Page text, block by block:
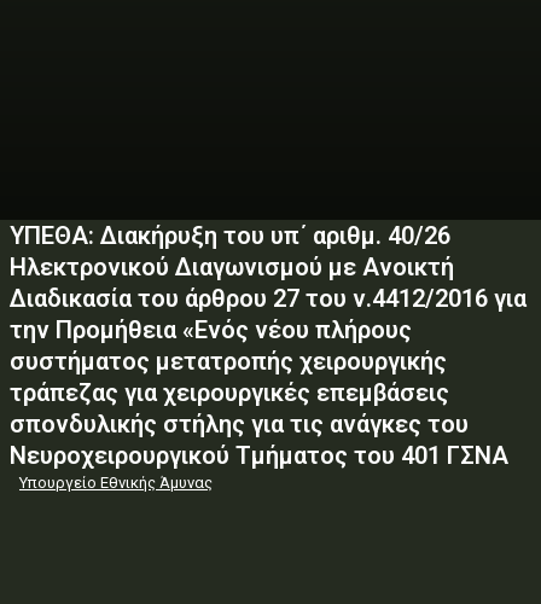
ΥΠΕΘΑ: Διακήρυξη του υπ΄ αριθμ. 40/26
Ηλεκτρονικού Διαγωνισμού με Ανοικτή
Διαδικασία του άρθρου 27 του ν.4412/2016 για
την Προμήθεια «Ενός νέου πλήρους
συστήματος μετατροπής χειρουργικής
τράπεζας για χειρουργικές επεμβάσεις
σπονδυλικής στήλης για τις ανάγκες του
Νευροχειρουργικού Τμήματος του 401 ΓΣΝΑ
Υπουργείο Εθνικής Άμυνας